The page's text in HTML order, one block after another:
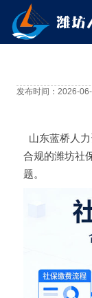
发布时间：2026-
山东蓝桥人
合规的潍坊社
题。